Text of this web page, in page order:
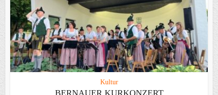
Kultur